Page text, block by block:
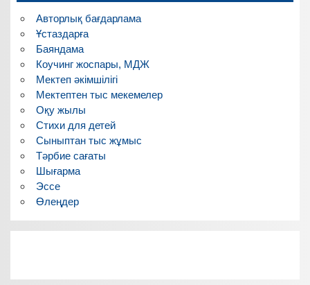
Авторлық бағдарлама
Ұстаздарға
Баяндама
Коучинг жоспары, МДЖ
Мектеп әкімшілігі
Мектептен тыс мекемелер
Оқу жылы
Стихи для детей
Сыныптан тыс жұмыс
Тәрбие сағаты
Шығарма
Эссе
Өлеңдер